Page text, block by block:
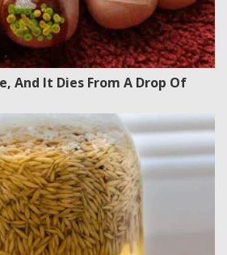
And It Dies From A Drop Of